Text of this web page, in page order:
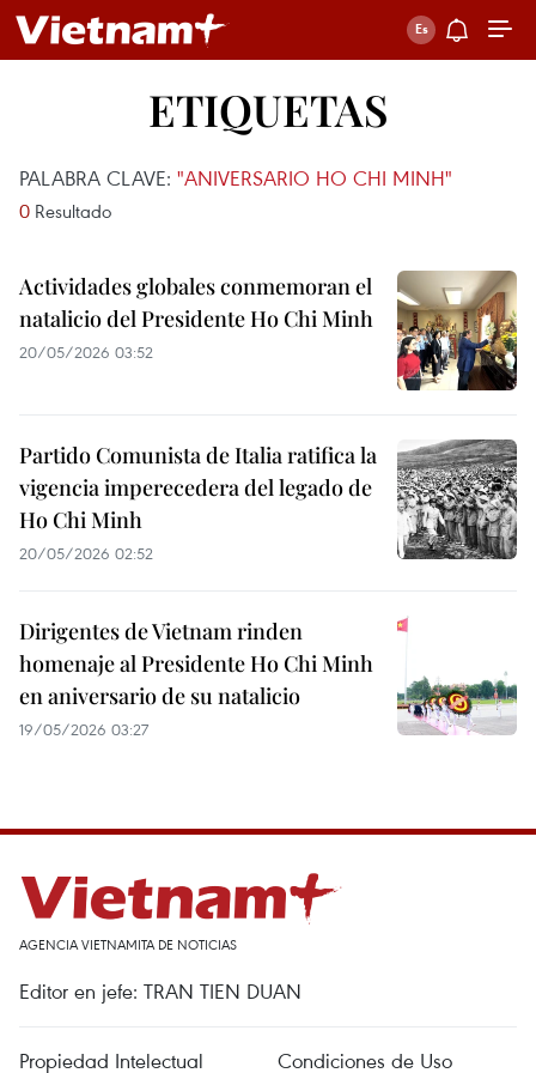
ETIQUETAS
PALABRA CLAVE: "ANIVERSARIO HO CHI MINH"
0 Resultado
Actividades globales conmemoran el
natalicio del Presidente Ho Chi Minh
20/05/2026 03:52
Partido Comunista de Italia ratifica la
vigencia imperecedera del legado de
Ho Chi Minh
20/05/2026 02:52
Dirigentes de Vietnam rinden
homenaje al Presidente Ho Chi Minh
en aniversario de su natalicio
19/05/2026 03:27
AGENCIA VIETNAMITA DE NOTICIAS
Editor en jefe: TRAN TIEN DUAN
Propiedad Intelectual Condiciones de Uso